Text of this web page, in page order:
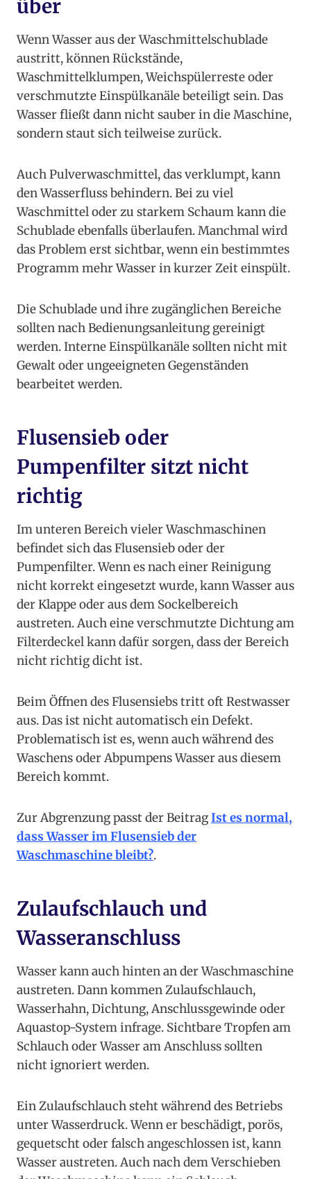
über
Wenn Wasser aus der Waschmittelschublade
austritt, können Rückstände,
Waschmittelklumpen, Weichspülerreste oder
verschmutzte Einspülkanäle beteiligt sein. Das
Wasser fließt dann nicht sauber in die Maschine,
sondern staut sich teilweise zurück.
Auch Pulverwaschmittel, das verklumpt, kann
den Wasserfluss behindern. Bei zu viel
Waschmittel oder zu starkem Schaum kann die
Schublade ebenfalls überlaufen. Manchmal wird
das Problem erst sichtbar, wenn ein bestimmtes
Programm mehr Wasser in kurzer Zeit einspült.
Die Schublade und ihre zugänglichen Bereiche
sollten nach Bedienungsanleitung gereinigt
werden. Interne Einspülkanäle sollten nicht mit
Gewalt oder ungeeigneten Gegenständen
bearbeitet werden.
Flusensieb oder
Pumpenfilter sitzt nicht
richtig
Im unteren Bereich vieler Waschmaschinen
befindet sich das Flusensieb oder der
Pumpenfilter. Wenn es nach einer Reinigung
nicht korrekt eingesetzt wurde, kann Wasser aus
der Klappe oder aus dem Sockelbereich
austreten. Auch eine verschmutzte Dichtung am
Filterdeckel kann dafür sorgen, dass der Bereich
nicht richtig dicht ist.
Beim Öffnen des Flusensiebs tritt oft Restwasser
aus. Das ist nicht automatisch ein Defekt.
Problematisch ist es, wenn auch während des
Waschens oder Abpumpens Wasser aus diesem
Bereich kommt.
Zur Abgrenzung passt der BeitragIst es normal,
dass Wasser im Flusensieb der
Waschmaschine bleibt?.
Zulaufschlauch und
Wasseranschluss
Wasser kann auch hinten an der Waschmaschine
austreten. Dann kommen Zulaufschlauch,
Wasserhahn, Dichtung, Anschlussgewinde oder
Aquastop-System infrage. Sichtbare Tropfen am
Schlauch oder Wasser am Anschluss sollten
nicht ignoriert werden.
Ein Zulaufschlauch steht während des Betriebs
unter Wasserdruck. Wenn er beschädigt, porös,
gequetscht oder falsch angeschlossen ist, kann
Wasser austreten. Auch nach dem Verschieben